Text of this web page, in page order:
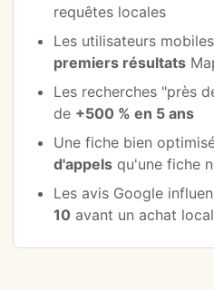
requêtes locales
Les utilisateurs
premiers résultats
Les recherches "près
de +500 % en 5 ans
Une fiche bien
d'appels qu'une fiche
Les avis Google
10 avant un achat local